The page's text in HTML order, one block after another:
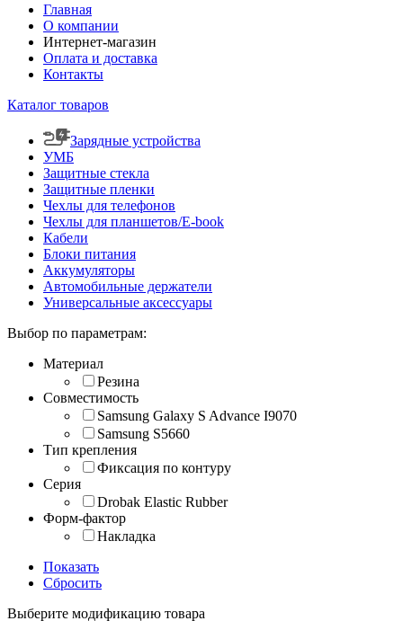
Главная
О компании
Интернет-магазин
Оплата и доставка
Контакты
Каталог товаров
Зарядные устройства
УМБ
Защитные стекла
Защитные пленки
Чехлы для телефонов
Чехлы для планшетов/E-book
Кабели
Блоки питания
Аккумуляторы
Автомобильные держатели
Универсальные аксессуары
Выбор по параметрам:
Материал
Резина
Совместимость
Samsung Galaxy S Advance I9070
Samsung S5660
Тип крепления
Фиксация по контуру
Серия
Drobak Elastic Rubber
Форм-фактор
Накладка
Показать
Сбросить
Выберите модификацию товара